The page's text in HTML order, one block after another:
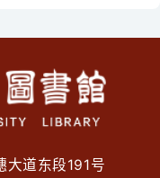
大道东段191号